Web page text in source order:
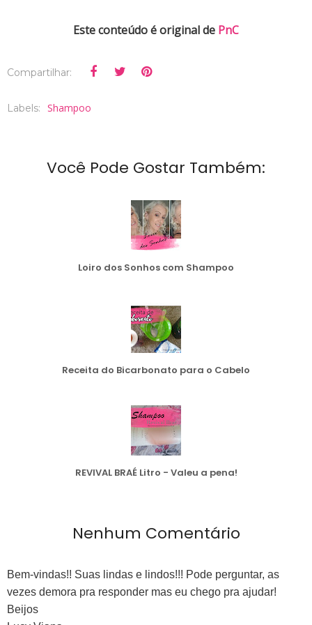
Este conteúdo é original de PnC
Compartilhar:
Labels: Shampoo
Você Pode Gostar Também:
Loiro dos Sonhos com Shampoo
Receita do Bicarbonato para o Cabelo
REVIVAL BRAÉ Litro - Valeu a pena!
Nenhum Comentário
Bem-vindas!! Suas lindas e lindos!!! Pode perguntar, as
vezes demora pra responder mas eu chego pra ajudar!
Beijos